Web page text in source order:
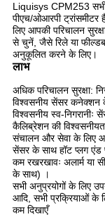
Liquisys CPM253
पीएच/ओआरपी ट्रांसमीटर
लिए आपकी परिचालन
से चुनें, जैसे रिले या
अनुकूलित करने के लिए।
लाभ
अधिक परिचालन सुरक्षा:
विश्वसनीय सेंसर कनेक्शन
विश्वसनीय स्व-निगरानीः
कैलिब्रेशन की
संचालन और सेवा के लिए
सेंसर के साथ हॉट प्लग एंड
कम रखरखावः अलार्म या
के साथ) ।
सभी अनुप्रयोगों के लिए
आदि, सभी प्रक्रियाओं के
कम दिखाएँ